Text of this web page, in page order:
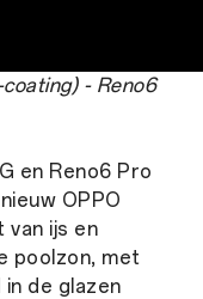
- Reno6
en Reno6 Pro
OPPO
ijs en
poolzon, met
de glazen